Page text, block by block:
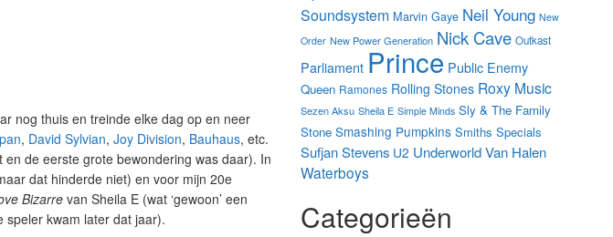
nog thuis en treinde elke dag op en neer
, David Sylvian, Joy Division, Bauhaus, etc.
de eerste grote bewondering was daar). In
dat hinderde niet) en voor mijn 20e
Bizarre van Sheila E (wat ‘gewoon’ een
speler kwam later dat jaar).
Soundsystem Marvin Gaye Neil Young New
Order New Power Generation Nick Cave Outkast
Parliament Prince Public Enemy
Queen Ramones Rolling Stones Roxy Music
Sezen Aksu Sheila E Simple Minds Sly & The Family
Stone Smashing Pumpkins Smiths Specials
Sufjan Stevens U2 UnderworldVan Halen
Waterboys
Categorieën